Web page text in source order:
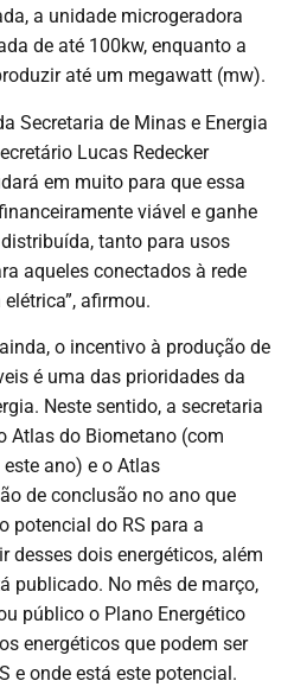
a unidade microgeradora
de até 100kw, enquanto a
até um megawatt (mw).
Secretaria de Minas e Energia
Lucas Redecker
em muito para que essa
viável e ganhe
tanto para usos
aqueles conectados à rede
afirmou.
o incentivo à produção de
é uma das prioridades da
Neste sentido, a secretaria
Atlas do Biometano (com
ano) e o Atlas
de conclusão no ano que
potencial do RS para a
desses dois energéticos, além
publicado. No mês de março,
público o Plano Energético
energéticos que podem ser
e onde está este potencial.